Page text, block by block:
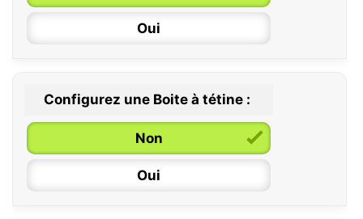
Oui
Configurez une Boite à tétine :
Non
Oui